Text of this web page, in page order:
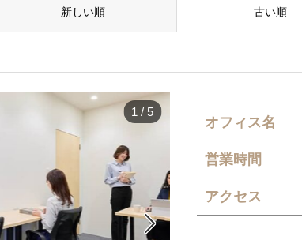
新しい順 古い順

1 / 5
オフィス名
営業時間
アクセス